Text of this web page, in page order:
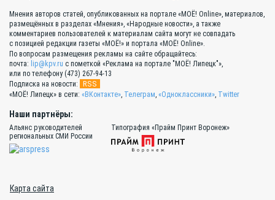
Мнения авторов статей, опубликованных на портале «МОЁ! Online», материалов,
размещённых в разделах «Мнения», «Народные новости», а также
комментариев пользователей к материалам сайта могут не совпадать
с позицией редакции газеты «МОЁ!» и портала «МОЁ! Online».
По вопросам размещения рекламы на сайте обращайтесь:
почта: lip@kpv.ru с пометкой «Реклама на портале "МОЁ! Липецк"»,
или по телефону (473) 267-94-13
Подписка на новости:
RSS
«МОЁ! Липецк» в сети: «ВКонтакте» Телеграм «Одноклассники» Twitter
Наши партнёры:
Альянс руководителей
региональных СМИ России
Типография «Прайм Принт Воронеж»
Карта сайта